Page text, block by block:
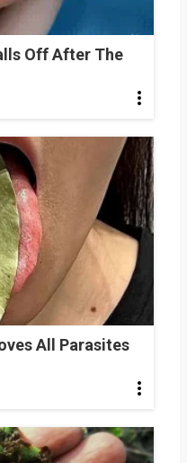
Off After The
All Parasites